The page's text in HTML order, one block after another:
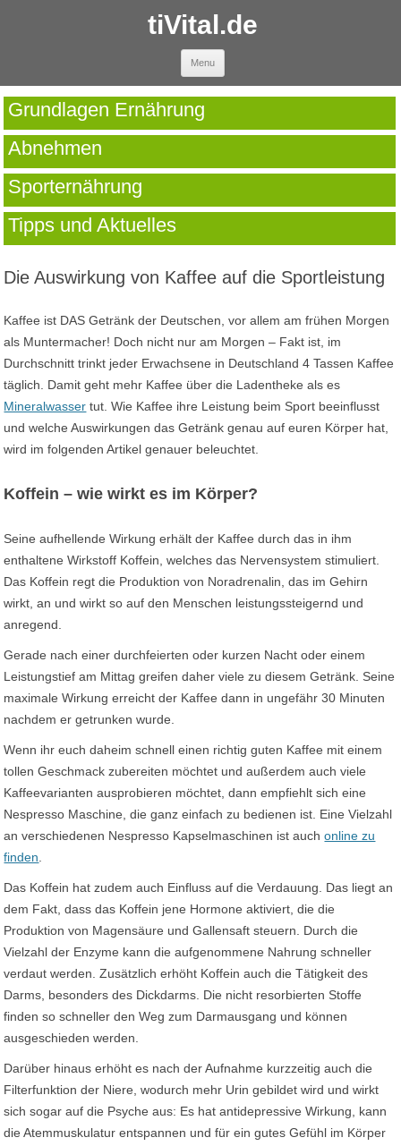
tiVital.de
Menu
Grundlagen Ernährung
Abnehmen
Sporternährung
Tipps und Aktuelles
Die Auswirkung von Kaffee auf die Sportleistung
Kaffee ist DAS Getränk der Deutschen, vor allem am frühen Morgen
als Muntermacher! Doch nicht nur am Morgen – Fakt ist, im
Durchschnitt trinkt jeder Erwachsene in Deutschland 4 Tassen Kaffee
täglich. Damit geht mehr Kaffee über die Ladentheke als es
Mineralwasser tut. Wie Kaffee ihre Leistung beim Sport beeinflusst
und welche Auswirkungen das Getränk genau auf euren Körper hat,
wird im folgenden Artikel genauer beleuchtet.
Koffein – wie wirkt es im Körper?
Seine aufhellende Wirkung erhält der Kaffee durch das in ihm
enthaltene Wirkstoff Koffein, welches das Nervensystem stimuliert.
Das Koffein regt die Produktion von Noradrenalin, das im Gehirn
wirkt, an und wirkt so auf den Menschen leistungssteigernd und
anregend.
Gerade nach einer durchfeierten oder kurzen Nacht oder einem
Leistungstief am Mittag greifen daher viele zu diesem Getränk. Seine
maximale Wirkung erreicht der Kaffee dann in ungefähr 30 Minuten
nachdem er getrunken wurde.
Wenn ihr euch daheim schnell einen richtig guten Kaffee mit einem
tollen Geschmack zubereiten möchtet und außerdem auch viele
Kaffeevarianten ausprobieren möchtet, dann empfiehlt sich eine
Nespresso Maschine, die ganz einfach zu bedienen ist. Eine Vielzahl
an verschiedenen Nespresso Kapselmaschinen ist auchonline zu
finden
Das Koffein hat zudem auch Einfluss auf die Verdauung. Das liegt an
dem Fakt, dass das Koffein jene Hormone aktiviert, die die
Produktion von Magensäure und Gallensaft steuern. Durch die
Vielzahl der Enzyme kann die aufgenommene Nahrung schneller
verdaut werden. Zusätzlich erhöht Koffein auch die Tätigkeit des
Darms, besonders des Dickdarms. Die nicht resorbierten Stoffe
finden so schneller den Weg zum Darmausgang und können
ausgeschieden werden.
Darüber hinaus erhöht es nach der Aufnahme kurzzeitig auch die
Filterfunktion der Niere, wodurch mehr Urin gebildet wird und wirkt
sich sogar auf die Psyche aus: Es hat antidepressive Wirkung, kann
die Atemmuskulatur entspannen und für ein gutes Gefühl im Körper